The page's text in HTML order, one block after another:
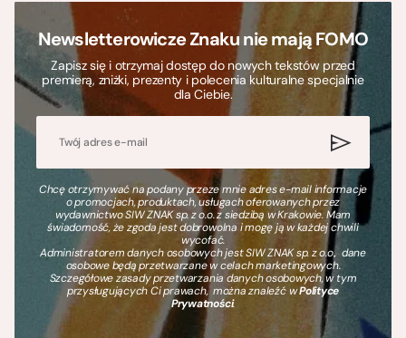
Newsletterowicze Znaku nie mają FOMO
Zapisz się i otrzymaj dostęp do nowych tekstów przed
premierą, zniżki, prezenty i polecenia kulturalne specjalnie
dla Ciebie.
Chcę otrzymywać na podany przeze mnie adres e-mail informacje
o promocjach, produktach, usługach oferowanych przez
wydawnictwo SIW ZNAK sp. z o.o. z siedzibą w Krakowie. Mam
świadomość, że zgoda jest dobrowolna i mogę ją w każdej chwili
wycofać.
Administratorem danych osobowych jest SIW ZNAK sp. z o.o., dane
osobowe będą przetwarzane w celach marketingowych.
Szczegółowe zasady przetwarzania danych osobowych, w tym
przysługujących Ci prawach, można znaleźć wPolityce
Prywatności.